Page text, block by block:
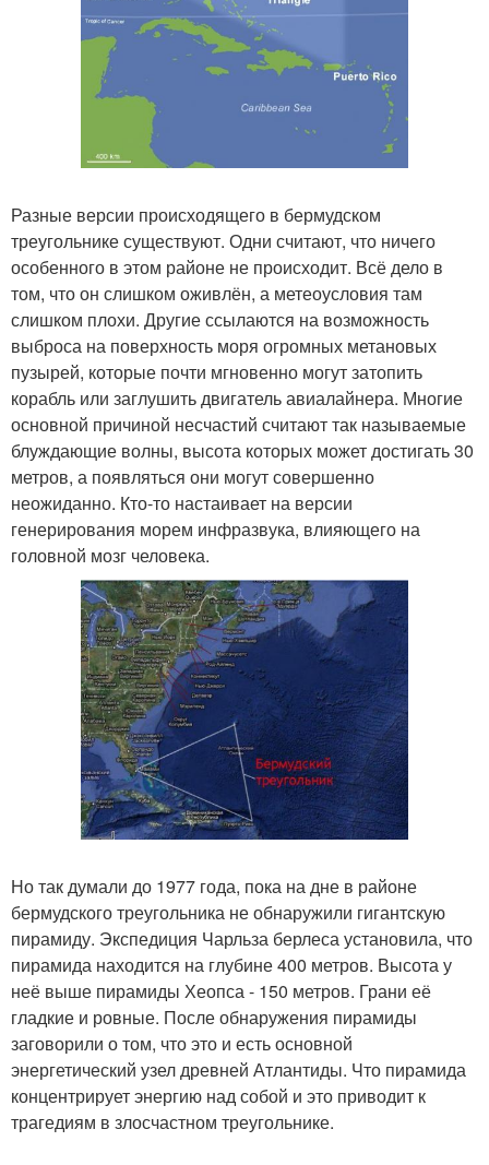
Разные версии происходящего в бермудском
треугольнике существуют. Одни считают, что ничего
особенного в этом районе не происходит. Всё дело в
том, что он слишком оживлён, а метеоусловия там
слишком плохи. Другие ссылаются на возможность
выброса на поверхность моря огромных метановых
пузырей, которые почти мгновенно могут затопить
корабль или заглушить двигатель авиалайнера. Многие
основной причиной несчастий считают так называемые
блуждающие волны, высота которых может достигать 30
метров, а появляться они могут совершенно
неожиданно. Кто-то настаивает на версии
генерирования морем инфразвука, влияющего на
головной мозг человека.
Но так думали до 1977 года, пока на дне в районе
бермудского треугольника не обнаружили гигантскую
пирамиду. Экспедиция Чарльза берлеса установила, что
пирамида находится на глубине 400 метров. Высота у
неё выше пирамиды Хеопса - 150 метров. Грани её
гладкие и ровные. После обнаружения пирамиды
заговорили о том, что это и есть основной
энергетический узел древней Атлантиды. Что пирамида
концентрирует энергию над собой и это приводит к
трагедиям в злосчастном треугольнике.